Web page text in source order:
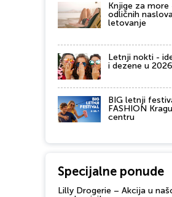
Knjige za more
odličnih
letovanje
Letnji nokti -
i dezene u
BIG letnji
FASHION
centru
Specijalne ponude
Lilly Drogerie – Akcija u